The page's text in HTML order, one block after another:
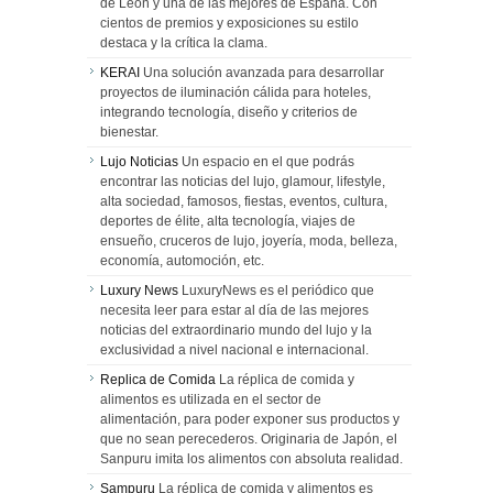
de León y una de las mejores de España. Con
cientos de premios y exposiciones su estilo
destaca y la crítica la clama.
KERAI Una solución avanzada para desarrollar
proyectos de iluminación cálida para hoteles,
integrando tecnología, diseño y criterios de
bienestar.
Lujo Noticias Un espacio en el que podrás
encontrar las noticias del lujo, glamour, lifestyle,
alta sociedad, famosos, fiestas, eventos, cultura,
deportes de élite, alta tecnología, viajes de
ensueño, cruceros de lujo, joyería, moda, belleza,
economía, automoción, etc.
Luxury News LuxuryNews es el periódico que
necesita leer para estar al día de las mejores
noticias del extraordinario mundo del lujo y la
exclusividad a nivel nacional e internacional.
Replica de Comida La réplica de comida y
alimentos es utilizada en el sector de
alimentación, para poder exponer sus productos y
que no sean perecederos. Originaria de Japón, el
Sanpuru imita los alimentos con absoluta realidad.
Sampuru La réplica de comida y alimentos es